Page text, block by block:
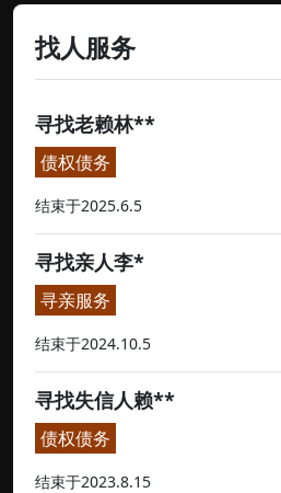
找人服务
寻找老赖林**
债权债务
结束于2025.6.5
寻找亲人李*
寻亲服务
结束于2024.10.5
寻找失信人赖**
债权债务
结束于2023.8.15